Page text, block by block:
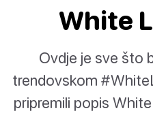
White
Ovdje je sve što
trendovskom
pripremili popis